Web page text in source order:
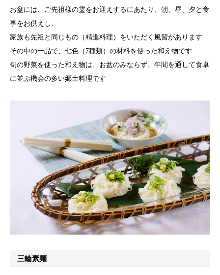
お盆には、ご先祖様の霊をお迎えするにあたり、朝、昼、夕と食
事をお供えし、
家族も先祖と同じもの（精進料理）をいただく風習があります
その中の一品で、七色（7種類）の材料を使った和え物です
旬の野菜を使った和え物は、お盆のみならず、年間を通して食卓
に並ぶ機会の多い郷土料理です
三輪素麺